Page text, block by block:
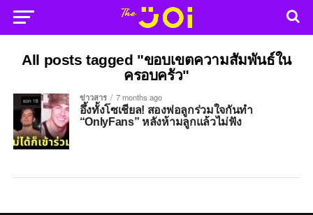
All posts tagged "ขอบเขตความสัมพันธ์ใน
ครอบครัว"
ข่าวสาร 7 months ago
อึ้งทั้งโซเชียล! สองพ่อลูกร่วมใจกันทำ
“OnlyFans” หลังห้ามลูกแล้วไม่ฟัง